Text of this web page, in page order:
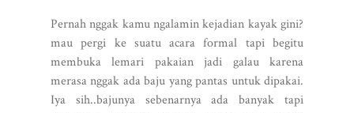
Pernah nggak kamu ngalamin kejadian kayak gini?
mau pergi ke suatu acara formal tapi begitu
membuka lemari pakaian jadi galau karena
merasa nggak ada baju yang pantas untuk dipakai.
Iya sih..bajunya sebenarnya ada banyak tapi